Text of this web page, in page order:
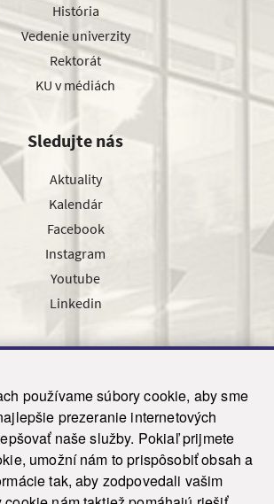
používame súbory cookie, aby sme
prezeranie internetových
naše služby. Pokiaľ prijmete
umožní nám to prispôsobiť obsah a
tak, aby zodpovedali vašim
História
Vedenie univerzity
Rektorát
KU v médiách
Sledujte nás
Aktuality
Kalendár
Facebook
Instagram
Youtube
Linkedin
Odoslať